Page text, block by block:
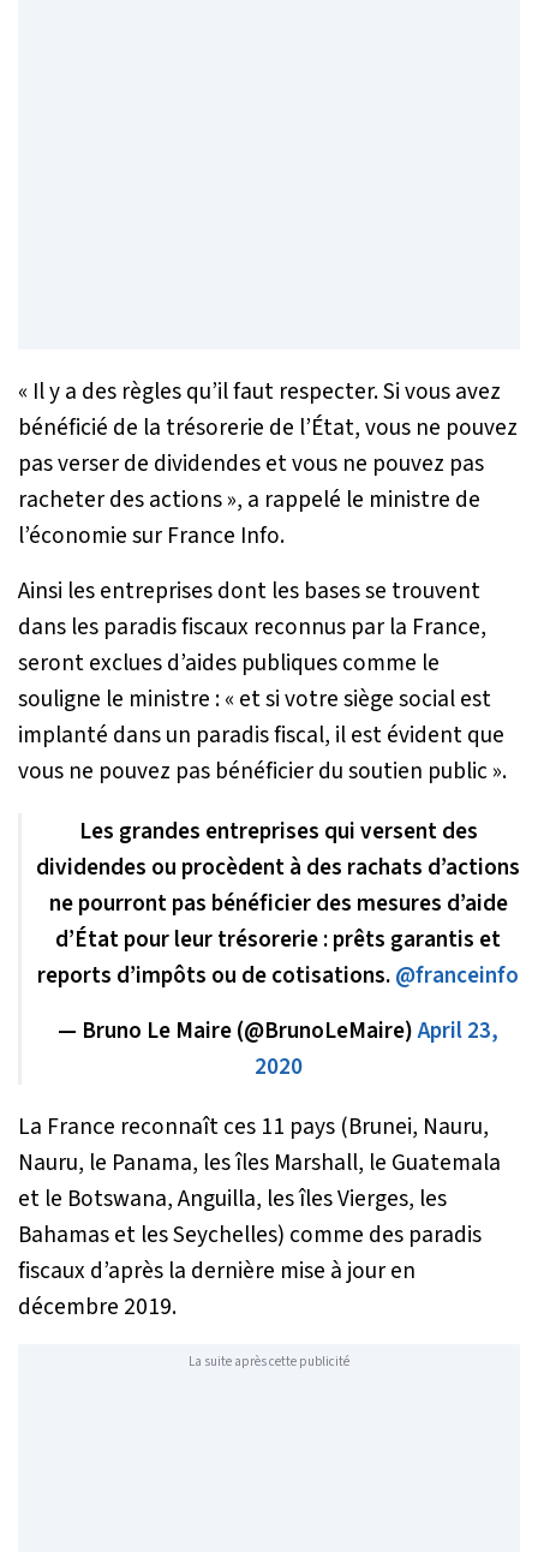
« Il y a des règles qu’il faut respecter. Si vous avez
bénéficié de la trésorerie de l’État, vous ne pouvez
pas verser de dividendes et vous ne pouvez pas
racheter des actions », a rappelé le ministre de
l’économie sur France Info.
Ainsi les entreprises dont les bases se trouvent
dans les paradis fiscaux reconnus par la France,
seront exclues d’aides publiques comme le
souligne le ministre :« et si votre siège social est
implanté dans un paradis fiscal, il est évident que
vous ne pouvez pas bénéficier du soutien public ».
Les grandes entreprises qui versent des
dividendes ou procèdent à des rachats d’actions
ne pourront pas bénéficier des mesures d’aide
d’État pour leur trésorerie : prêts garantis et
reports d’impôts ou de cotisations.@franceinfo
— Bruno Le Maire (@BrunoLeMaire)April 23,
2020
La France reconnaît ces 11 pays (Brunei, Nauru,
Nauru, le Panama, les îles Marshall, le Guatemala
et le Botswana, Anguilla, les îles Vierges, les
Bahamas et les Seychelles) comme des paradis
fiscaux d’après la dernière mise à jour en
décembre 2019.
La suite après cette publicité